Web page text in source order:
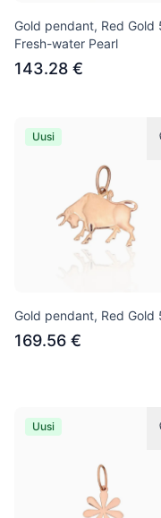
Gold pendant, Red Gold
Fresh-water Pearl
143.28 €
Uusi
Gold pendant, Red Gold
169.56 €
Uusi